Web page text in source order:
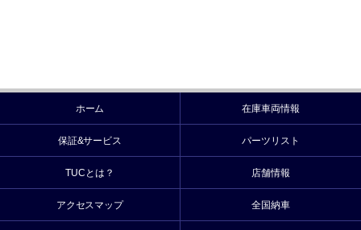
ホーム 在庫車両情報
保証&サービス パーツリスト
TUCとは？ 店舗情報
アクセスマップ 全国納車